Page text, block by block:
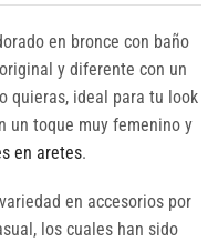
en bronce con baño
y diferente con un
quieras, ideal para tu look
un toque muy femenino y
en aretes.
en accesorios por
los cuales han sido